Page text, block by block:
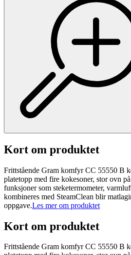
Kort om produktet
Frittstående Gram komfyr CC 55550 B
platetopp med fire kokesoner, stor ovn
funksjoner som steketermometer,
kombineres med SteamClean blir
oppgave.Les mer om produktet
Kort om produktet
Frittstående Gram komfyr CC 55550 B